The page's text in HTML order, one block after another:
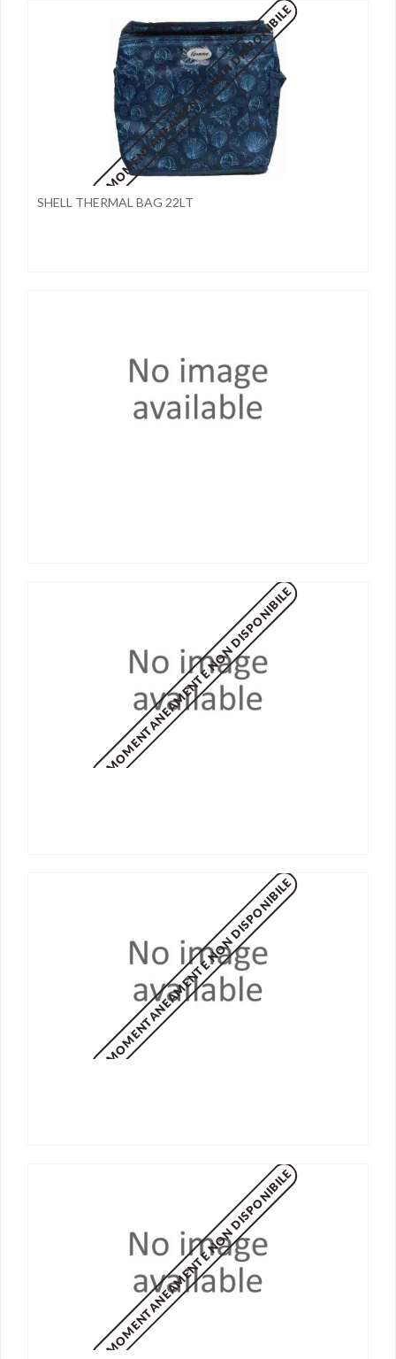
MOMENTANEAMENTE NON DISPONIBILE
SHELL THERMAL BAG 22LT
MOMENTANEAMENTE NON DISPONIBILE
MOMENTANEAMENTE NON DISPONIBILE
MOMENTANEAMENTE NON DISPONIBILE